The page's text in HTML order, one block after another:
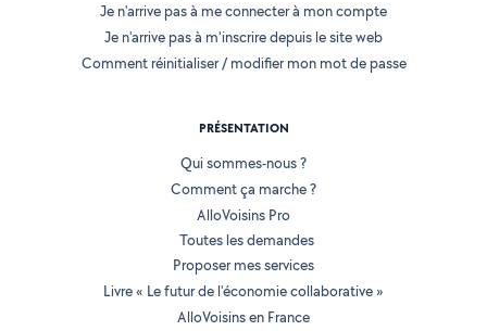
Je n'arrive pas à me connecter à mon compte
Je n'arrive pas à m'inscrire depuis le site web
Comment réinitialiser / modifier mon mot de passe
PRÉSENTATION
Qui sommes-nous ?
Comment ça marche ?
AlloVoisins Pro
Toutes les demandes
Proposer mes services
Livre « Le futur de l'économie collaborative »
AlloVoisins en France